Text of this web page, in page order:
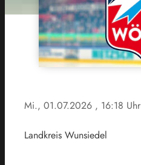
Mi., 01.07.2026 , 16:18 Uhr
Landkreis Wunsiedel